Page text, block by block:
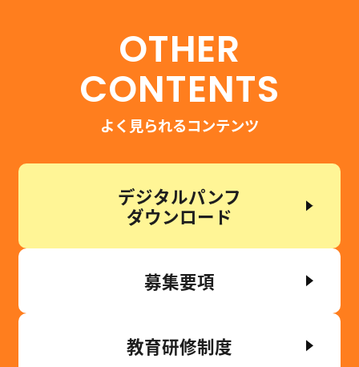
OTHER
CONTENTS
よく見られるコンテンツ
デジタルパンフ
ダウンロード
募集要項
教育研修制度